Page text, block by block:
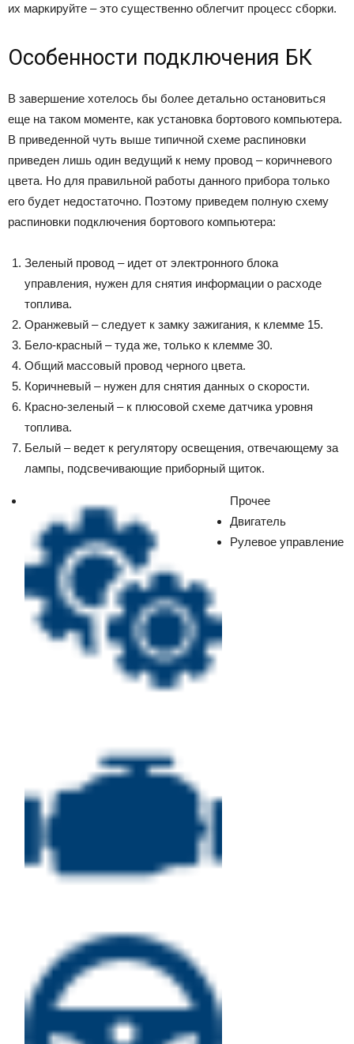
их маркируйте – это существенно облегчит процесс сборки.
Особенности подключения БК
В завершение хотелось бы более детально остановиться
еще на таком моменте, как установка бортового компьютера.
В приведенной чуть выше типичной схеме распиновки
приведен лишь один ведущий к нему провод – коричневого
цвета. Но для правильной работы данного прибора только
его будет недостаточно. Поэтому приведем полную схему
распиновки подключения бортового компьютера:
Зеленый провод – идет от электронного блока
управления, нужен для снятия информации о расходе
топлива.
Оранжевый – следует к замку зажигания, к клемме 15.
Бело-красный – туда же, только к клемме 30.
Общий массовый провод черного цвета.
Коричневый – нужен для снятия данных о скорости.
Красно-зеленый – к плюсовой схеме датчика уровня
топлива.
Белый – ведет к регулятору освещения, отвечающему за
лампы, подсвечивающие приборный щиток.
Прочее
Двигатель
Рулевое управление